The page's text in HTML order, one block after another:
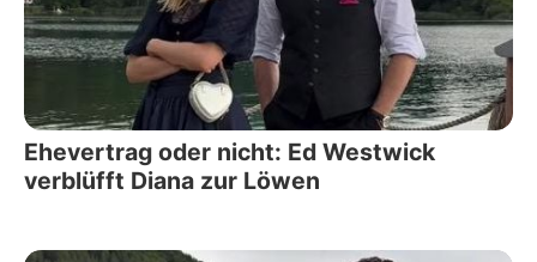
Ehevertrag oder nicht: Ed Westwick
verblüfft Diana zur Löwen